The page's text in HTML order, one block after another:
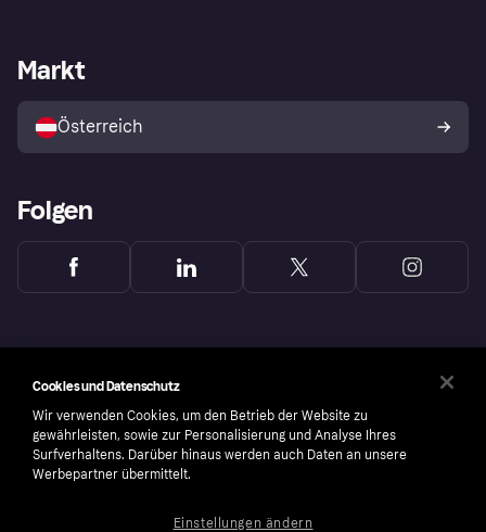
Shops entdecken
Händlerportal
Markt
Österreich
Folgen
Cookies und Datenschutz
Wir verwenden Cookies, um den Betrieb der Website zu
gewährleisten, sowie zur Personalisierung und Analyse Ihres
Surfverhaltens. Darüber hinaus werden auch Daten an unsere
Werbepartner übermittelt.
Einstellungen ändern